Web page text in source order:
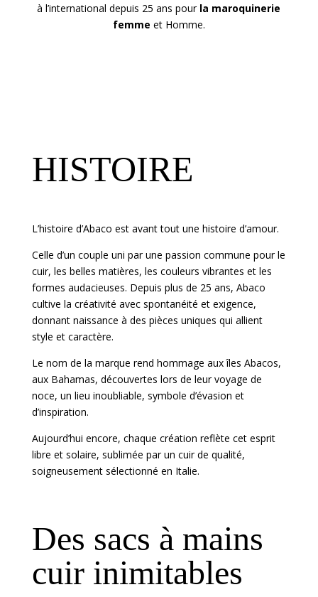
à l’international depuis 25 ans pour la maroquinerie
femme et Homme.
HISTOIRE
L’histoire d’Abaco est avant tout une histoire d’amour.
Celle d’un couple uni par une passion commune pour le
cuir, les belles matières, les couleurs vibrantes et les
formes audacieuses. Depuis plus de 25 ans, Abaco
cultive la créativité avec spontanéité et exigence,
donnant naissance à des pièces uniques qui allient
style et caractère.
Le nom de la marque rend hommage aux îles Abacos,
aux Bahamas, découvertes lors de leur voyage de
noce, un lieu inoubliable, symbole d’évasion et
d’inspiration.
Aujourd’hui encore, chaque création reflète cet esprit
libre et solaire, sublimée par un cuir de qualité,
soigneusement sélectionné en Italie.
Des sacs à mains
cuir inimitables